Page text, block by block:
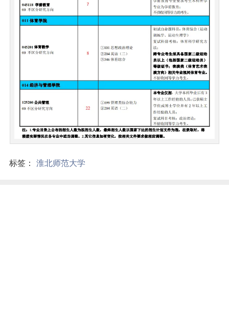
标签： 淮北师范大学